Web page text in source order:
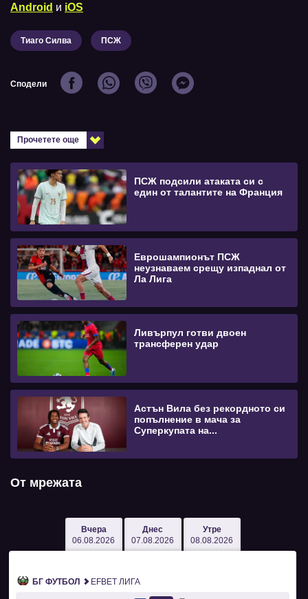
Android и iOS
Тиаго Силва ПСЖ
Сподели
Прочетете още
ПСЖ подсили атаката си с
един от талантите на Франция
Еврошампионът ПСЖ
неузнаваем срещу изпаднал от
Ла Лига
Ливърпул готви двоен
трансферен удар
Астън Вила без рекордното си
попълнение в мача за
Суперкупата на...
От мрежата
Вчера
06.08.2026
Днес
07.08.2026
Утре
08.08.2026
БГ ФУТБОЛ EFBET ЛИГА